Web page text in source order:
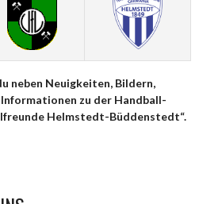
neben Neuigkeiten, Bildern,
zu der Handball-
Helmstedt-Büddenstedt“.